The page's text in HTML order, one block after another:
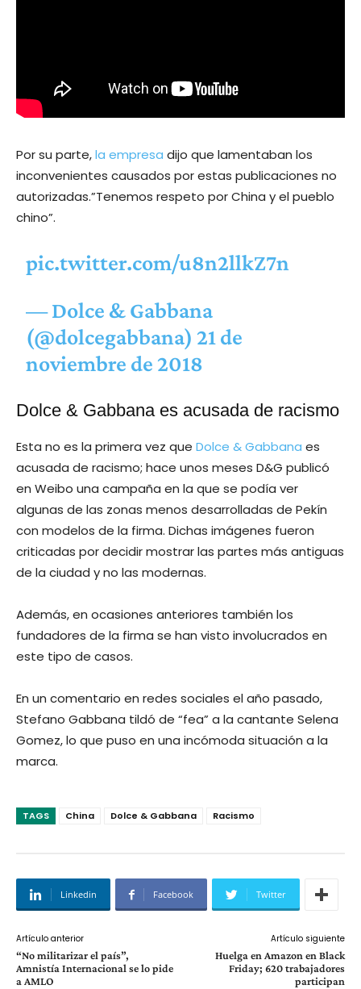
Por su parte,la empresa dijo que lamentaban los
inconvenientes causados por estas publicaciones no
autorizadas.”Tenemos respeto por China y el pueblo
chino”.
pic.twitter.com/u8n2llkZ7n
— Dolce & Gabbana
(@dolcegabbana)21 de
noviembre de 2018
Dolce & Gabbana es acusada de racismo
Esta no es la primera vez que Dolce & Gabbana es
acusada de racismo; hace unos meses D&G publicó
en Weibo una campaña en la que se podía ver
algunas de las zonas menos desarrolladas de Pekín
con modelos de la firma. Dichas imágenes fueron
criticadas por decidir mostrar las partes más antiguas
de la ciudad y no las modernas.
Además, en ocasiones anteriores también los
fundadores de la firma se han visto involucrados en
este tipo de casos.
En un comentario en redes sociales el año pasado,
Stefano Gabbana tildó de “fea” a la cantante Selena
Gomez, lo que puso en una incómoda situación a la
marca.
TAGS China Dolce & Gabbana Racismo
Linkedin Facebook Twitter
Artículo anterior
“No militarizar el país”,
Amnistía Internacional se lo pide
a AMLO
Artículo siguiente
Huelga en Amazon en Black
Friday; 620 trabajadores
participan